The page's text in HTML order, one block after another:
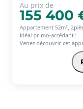
Au prix de
155 400
Appartement 52m²,
Idéal primo-accédant !
Venez découvrir cet
situé à proximité
des écoles, dans une
Il se compose de la
cuisine entièrement